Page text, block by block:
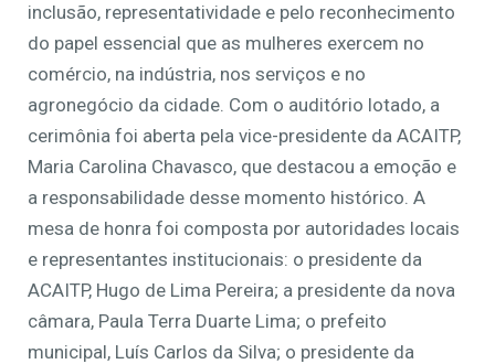
inclusão, representatividade e pelo reconhecimento
do papel essencial que as mulheres exercem no
comércio, na indústria, nos serviços e no
agronegócio da cidade. Com o auditório lotado, a
cerimônia foi aberta pela vice-presidente da ACAITP,
Maria Carolina Chavasco, que destacou a emoção e
a responsabilidade desse momento histórico. A
mesa de honra foi composta por autoridades locais
e representantes institucionais: o presidente da
ACAITP, Hugo de Lima Pereira; a presidente da nova
câmara, Paula Terra Duarte Lima; o prefeito
municipal, Luís Carlos da Silva; o presidente da